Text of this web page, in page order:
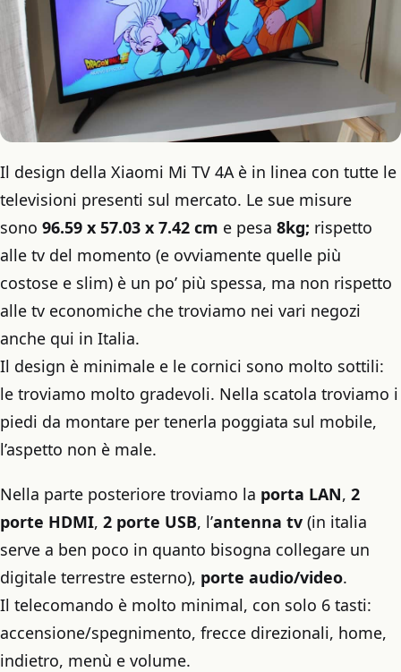
Il design della Xiaomi Mi TV 4A è in linea con tutte le
televisioni presenti sul mercato. Le sue misure
sono 96.59 x 57.03 x 7.42 cm e pesa 8kg; rispetto
alle tv del momento (e ovviamente quelle più
costose e slim) è un po’ più spessa, ma non rispetto
alle tv economiche che troviamo nei vari negozi
anche qui in Italia.
Il design è minimale e le cornici sono molto sottili:
le troviamo molto gradevoli. Nella scatola troviamo i
piedi da montare per tenerla poggiata sul mobile,
l’aspetto non è male.
Nella parte posteriore troviamo la porta LAN, 2
porte HDMI, 2 porte USB, l’antenna tv (in italia
serve a ben poco in quanto bisogna collegare un
digitale terrestre esterno), porte audio/video.
Il telecomando è molto minimal, con solo 6 tasti:
accensione/spegnimento, frecce direzionali, home,
indietro, menù e volume.